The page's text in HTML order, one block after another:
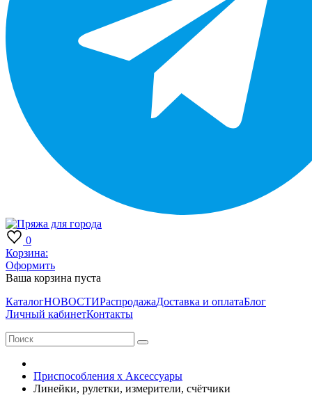
0
Корзина:
Оформить
Ваша корзина пуста
КаталогНОВОСТИРаспродажаДоставка и оплатаБлог
Личный кабинетКонтакты
Приспособления х Аксессуары
Линейки, рулетки, измерители, счётчики